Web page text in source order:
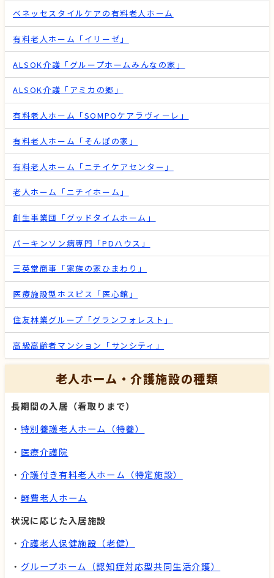
ベネッセスタイルケアの有料老人ホーム
有料老人ホーム「イリーゼ」
ALSOK介護「グループホームみんなの家」
ALSOK介護「アミカの郷」
有料老人ホーム「SOMPOケアラヴィーレ」
有料老人ホーム「そんぽの家」
有料老人ホーム「ニチイケアセンター」
老人ホーム「ニチイホーム」
創生事業団「グッドタイムホーム」
パーキンソン病専門「PDハウス」
三英堂商事「家族の家ひまわり」
医療施設型ホスピス「医心館」
住友林業グループ「グランフォレスト」
高級高齢者マンション「サンシティ」
老人ホーム・介護施設の種類
長期間の入居（看取りまで）
・ 特別養護老人ホーム（特養）
・ 医療介護院
・ 介護付き有料老人ホーム（特定施設）
・ 軽費老人ホーム
状況に応じた入居施設
・ 介護老人保健施設（老健）
・ グループホーム（認知症対応型共同生活介護）